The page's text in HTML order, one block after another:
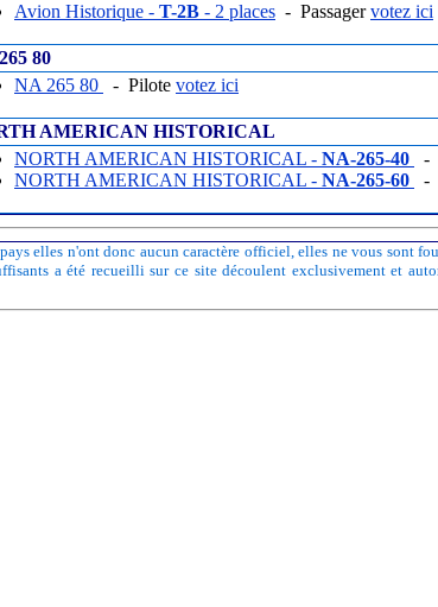
Avion Historique - T-2B - 2 places - Passagervotez ici
80
NA 265 80 - Pilote votez ici
AMERICAN HISTORICAL
NORTH AMERICAN HISTORICAL - NA-265-40 -
NORTH AMERICAN HISTORICAL - NA-265-60 -
elles n'ont donc aucun caractère officiel, elles ne vous sont
a été recueilli sur ce site découlent exclusivement et